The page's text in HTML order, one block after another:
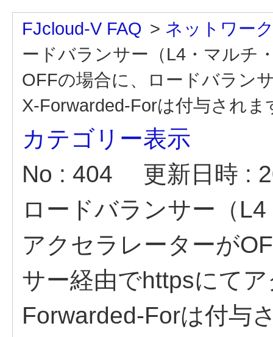
FJcloud-V FAQ > ネットワー
ードバランサー（L4・マルチ
OFFの場合に、ロードバラン
X-Forwarded-Forは付与されま
カテゴリー表示
No : 404
更新日時 :
ロードバランサー（
アクセラレーターが
サー経由でhttpsにて
Forwarded-Forは付与